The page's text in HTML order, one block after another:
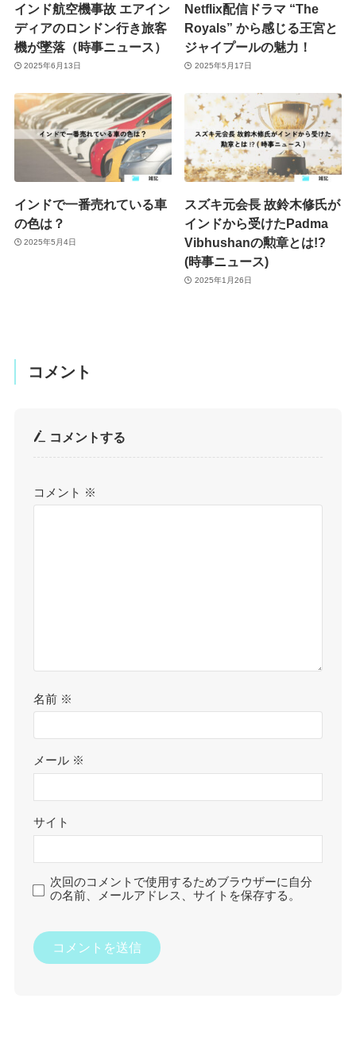
インド航空機事故 エアイン
ディアのロンドン行き旅客
機が墜落（時事ニュース）
2025年6月13日
Netflix配信ドラマ “The
Royals” から感じる王宮と
ジャイプールの魅力！
2025年5月17日
インドで一番売れている車
の色は？
2025年5月4日
スズキ元会長 故鈴木修氏が
インドから受けたPadma
Vibhushanの勲章とは!?
(時事ニュース)
2025年1月26日
コメント
コメントする
コメント ※
名前 ※
メール ※
サイト
次回のコメントで使用するためブラウザーに自分
の名前、メールアドレス、サイトを保存する。